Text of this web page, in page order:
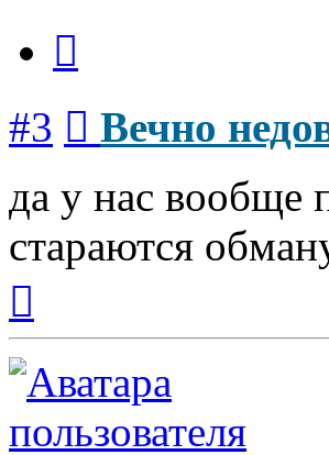
#3 Вечно
да у нас вообще
стараются
началу